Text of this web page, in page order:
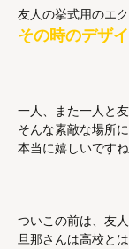
友人の挙式用のエ
その時のデザ
一人、また一人と
そんな素敵な場所
本当に嬉しいです
ついこの前は、友
旦那さんは高校と